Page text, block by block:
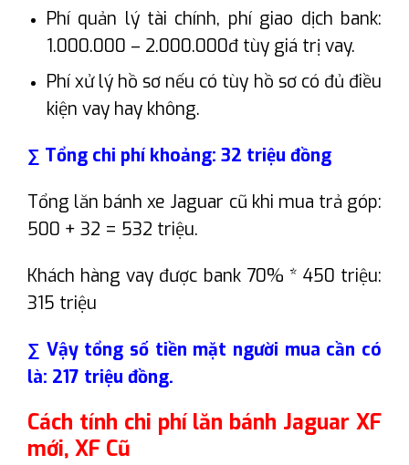
Phí quản lý tài chính, phí giao dịch bank:
1.000.000 – 2.000.000đ tùy giá trị vay.
Phí xử lý hồ sơ nếu có tùy hồ sơ có đủ điều
kiện vay hay không.
∑ Tổng chi phí khoảng: 32 triệu đồng
Tổng lăn bánh xe Jaguar cũ khi mua trả góp:
500 + 32 = 532 triệu.
Khách hàng vay được bank 70% * 450 triệu:
315 triệu
∑ Vậy tổng số tiền mặt người mua cần có
là: 217 triệu đồng.
Cách tính chi phí lăn bánh Jaguar XF
mới, XF Cũ